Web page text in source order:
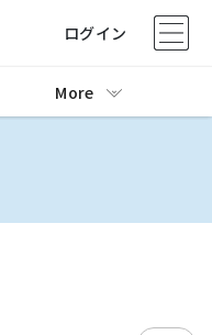
ログイン
More